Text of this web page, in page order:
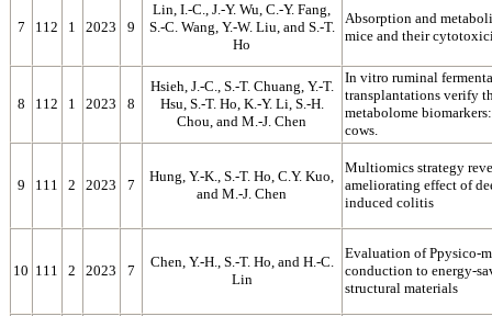
7 112 1 2023 9
Lin, I.-C., J.-Y. Wu, C.-Y. Fang,
S.-C. Wang, Y.-W. Liu, and S.-T.
Ho
Absorption and
mice and their
8 112 1 2023 8
Hsieh, J.-C., S.-T. Chuang, Y.-T.
Hsu, S.-T. Ho, K.-Y. Li, S.-H.
Chou, and M.-J. Chen
In vitro ruminal
transplantations verify
metabolome
cows.
9 111 2 2023 7
Hung, Y.-K., S.-T. Ho, C.Y. Kuo,
and M.-J. Chen
Multiomics strategy
ameliorating effect of
induced colitis
10 111 2 2023 7
Chen, Y.-H., S.-T. Ho, and H.-C.
Lin
Evaluation of Ppysico-
conduction to energy-
structural materials